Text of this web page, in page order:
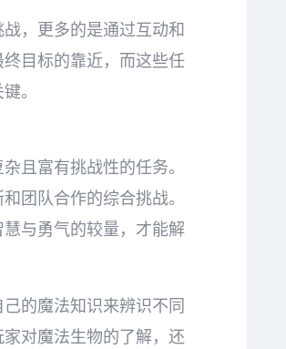
，更多的是通过互动和
目标的靠近，而这些任
。
且富有挑战性的任务。
团队合作的综合挑战。
与勇气的较量，才能解
的魔法知识来辨识不同
对魔法生物的了解，还